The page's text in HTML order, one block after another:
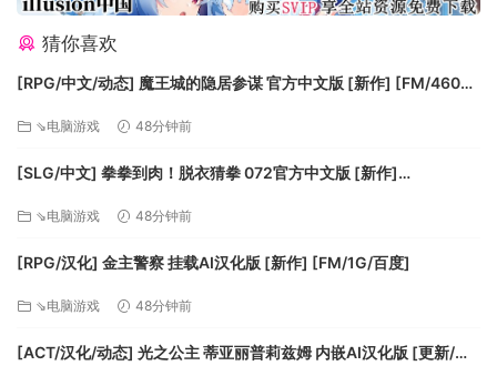
Sound:DirectX®: 9.0c compatible sound card
Hard Drive: 10 GB Free space
controller
猜你喜欢
[RPG/中文/动态] 魔王城的隐居参谋 官方中文版 [新作] [FM/460M/
⇘电脑游戏 48分钟前
[SLG/中文] 拳拳到肉！脱衣猜拳 072官方中文版 [新作]
⇘电脑游戏 48分钟前
[RPG/汉化] 金主警察 挂载AI汉化版 [新作] [FM/1G/百度]
⇘电脑游戏 48分钟前
[ACT/汉化/动态] 光之公主 蒂亚丽普莉兹姆 内嵌AI汉化版 [更新/新